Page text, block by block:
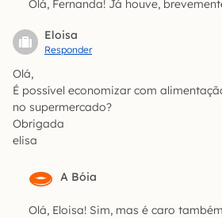
Olá, Fernanda! Já houve,
Eloisa
Responder
Olá,
É possível economizar com
no supermercado?
Obrigada
elisa
A Bóia
Olá, Eloisa! Sim, mas é caro